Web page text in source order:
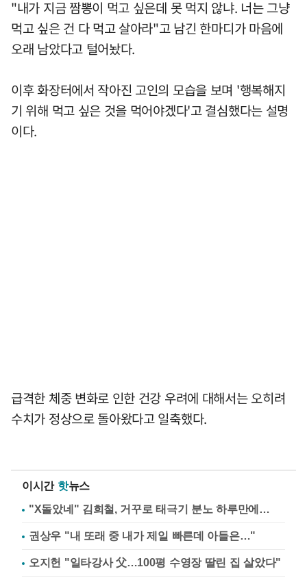
"내가 지금 짬뽕이 먹고 싶은데 못 먹지 않냐. 너는 그냥
먹고 싶은 건 다 먹고 살아라"고 남긴 한마디가 마음에
오래 남았다고 털어놨다.
이후 화장터에서 작아진 고인의 모습을 보며 '행복해지
기 위해 먹고 싶은 것을 먹어야겠다'고 결심했다는 설명
이다.
급격한 체중 변화로 인한 건강 우려에 대해서는 오히려
수치가 정상으로 돌아왔다고 일축했다.
이시간 핫뉴스
"X돌았네" 김희철, 거꾸로 태극기 분노 하루만에…
권상우 "내 또래 중 내가 제일 빠른데 아들은…"
오지헌 "일타강사 父…100평 수영장 딸린 집 살았다"